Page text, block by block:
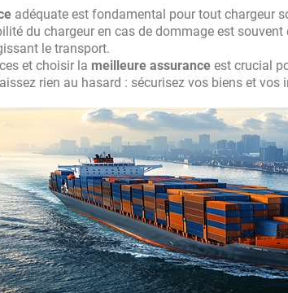
adéquate est fondamental pour tout chargeur
du chargeur en cas de dommage est
le transport.
et choisir la meilleure assurance est crucial
rien au hasard : sécurisez vos biens et